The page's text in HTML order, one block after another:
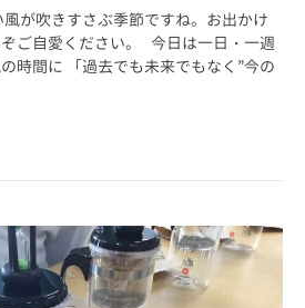
が吹きすさぶ季節ですね。お出かけ
ご自愛ください。 今日は一日・一週
時間に 「過去でも未来でもなく”今の